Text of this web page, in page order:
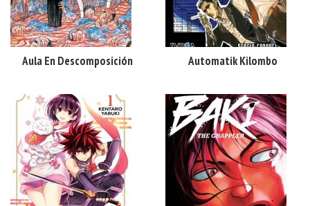
Aula En Descomposición Automatik Kilombo